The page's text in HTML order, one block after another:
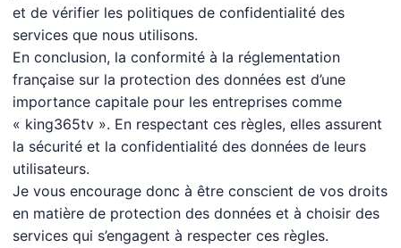
et de vérifier les politiques de confidentialité des
services que nous utilisons.
En conclusion, la conformité à la réglementation
française sur la protection des données est d’une
importance capitale pour les entreprises comme
« king365tv ». En respectant ces règles, elles assurent
la sécurité et la confidentialité des données de leurs
utilisateurs.
Je vous encourage donc à être conscient de vos droits
en matière de protection des données et à choisir des
services qui s’engagent à respecter ces règles.